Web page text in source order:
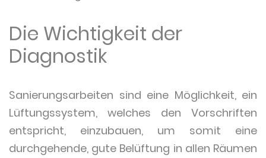
Die Wichtigkeit der
Diagnostik
Sanierungsarbeiten sind eine Möglichkeit, ein
Lüftungssystem, welches den Vorschriften
entspricht, einzubauen, um somit eine
durchgehende, gute Belüftung in allen Räumen